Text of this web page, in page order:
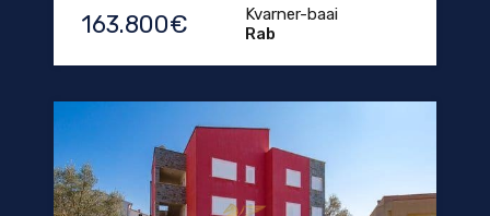
163.800€
Kvarner-baai
Rab